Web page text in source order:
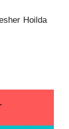
Hoilda